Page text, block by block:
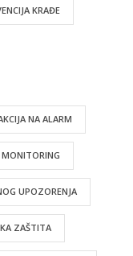
KRAĐE
NA ALARM
UPOZORENJA
ZAŠTITA